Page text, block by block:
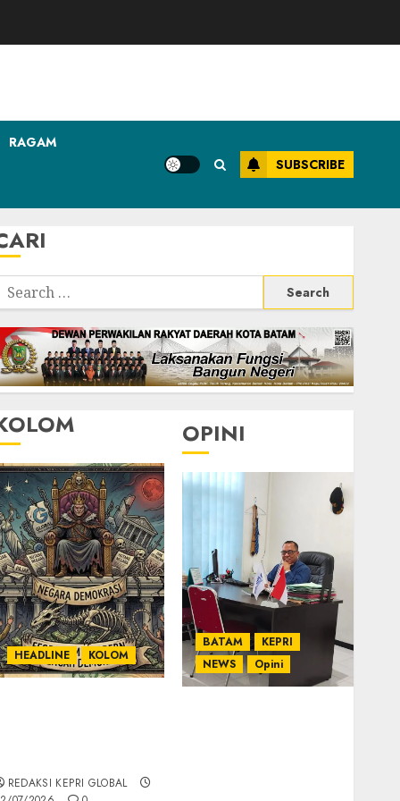
RAGAM
SUBSCRIBE
Search
HEADLINE KOLOM
REDAKSI KEPRI GLOBAL
OPINI
BATAM
KEPRI
NEWS
Opini